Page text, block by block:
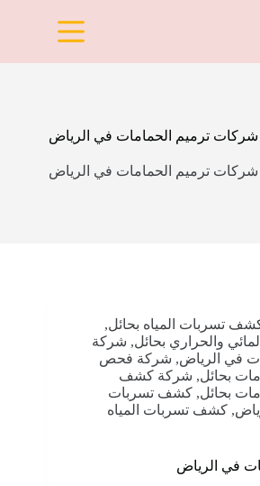
ترميم الحمامات في الرياض
ترميم الحمامات في الرياض
تسربات المياه بحائل,
والحراري بحائل, شركة
في الرياض, شركة فحص
بحائل, شركة كشف
بحائل, كشف تسربات
, كشف تسربات المياه
في الرياض